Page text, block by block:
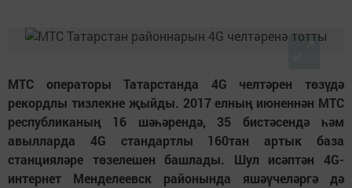
МТС операторы Татарстанда 4G челтәрен төзүдә
рекордлы тизлекне җыйды. 2017 елның июненнән МТС
республиканың 16 шәһәрендә, 35 бистәсендә һәм
авылларда 4G стандартлы 160тан артык база
станцияләре төзелешен башлады. Шул исәптән 4G-
интернет Менделеевск районында яшәүчеләргә дә